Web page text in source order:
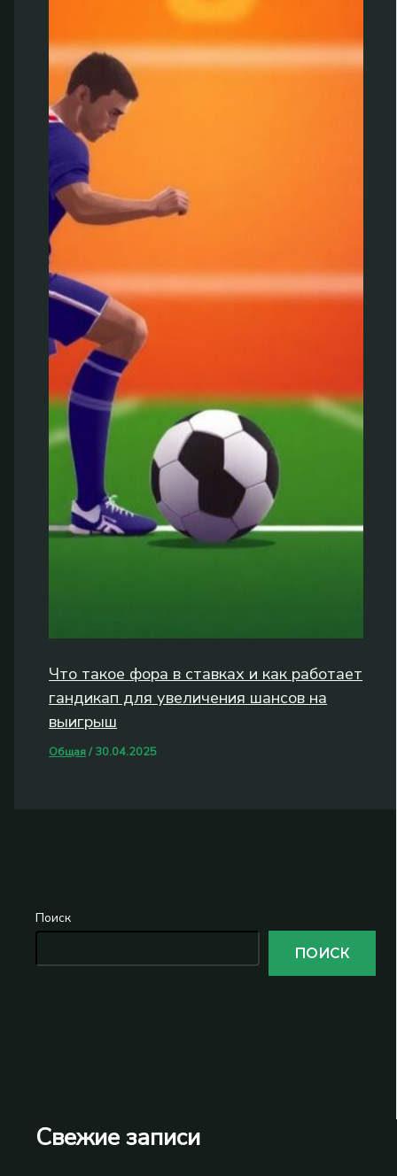
Поиск
ПОИСК
Свежие записи
Что такое фора в ставках и как работает
гандикап для увеличения шансов на
выигрыш
Общая/ 30.04.2025